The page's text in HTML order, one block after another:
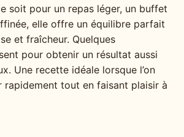
soit pour un repas léger, un buffet
elle offre un équilibre parfait
et fraîcheur. Quelques
pour obtenir un résultat aussi
Une recette idéale lorsque l’on
rapidement tout en faisant plaisir à